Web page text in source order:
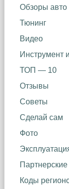
Обзоры авто
Тюнинг
Видео
Инструмент
ТОП — 10
Отзывы
Советы
Сделай сам
Фото
Партнерские
Коды